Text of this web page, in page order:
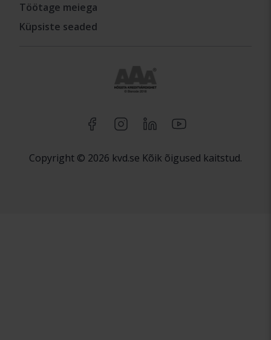
Töötage meiega
Küpsiste seaded
Copyright © 2026 kvd.se Kõik õigused kaitstud.